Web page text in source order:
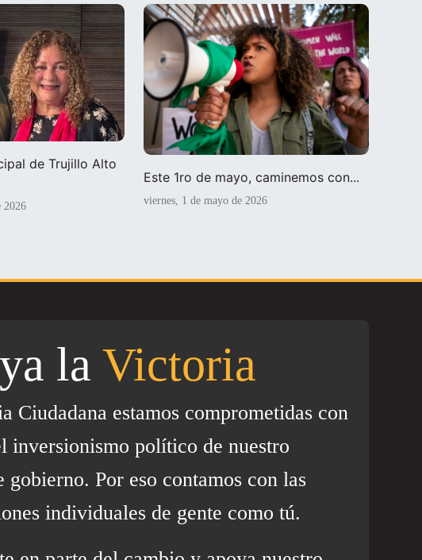
de Trujillo Alto
2026
Este 1ro de mayo, caminemos con...
viernes, 1 de mayo de 2026
la Victoria
Ciudadana estamos comprometidas con
inversionismo político de nuestro
gobierno. Por eso contamos con las
individuales de gente como tú.